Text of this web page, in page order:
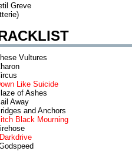
Greve
Vultures
Like Suicide
of Ashes
Away
and Anchors
Black Mourning
Darkdrive